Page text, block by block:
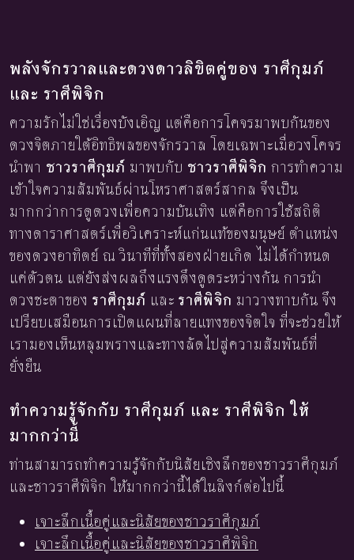
พลังจักรวาลและดวงดาวลิขิตคู่ของ ราศีกุมภ์
และ ราศีพิจิก
ความรักไม่ใช่เรื่องบังเอิญ แต่คือการโคจรมาพบกันของ
ดวงจิตภายใต้อิทธิพลของจักรวาล โดยเฉพาะเมื่อวงโคจร
นำพา ชาวราศีกุมภ์ มาพบกับ ชาวราศีพิจิก การทำความ
เข้าใจความสัมพันธ์ผ่านโหราศาสตร์สากล จึงเป็น
มากกว่าการดูดวงเพื่อความบันเทิง แต่คือการใช้สถิติ
ทางดาราศาสตร์เพื่อวิเคราะห์แก่นแท้ของมนุษย์ ตำแหน่ง
ของดวงอาทิตย์ ณ วินาทีที่ทั้งสองฝ่ายเกิด ไม่ได้กำหนด
แค่ตัวตน แต่ยังส่งผลถึงแรงดึงดูดระหว่างกัน การนำ
ดวงชะตาของ ราศีกุมภ์ และ ราศีพิจิก มาวางทาบกัน จึง
เปรียบเสมือนการเปิดแผนที่ลายแทงของจิตใจ ที่จะช่วยให้
เรามองเห็นหลุมพรางและทางลัดไปสู่ความสัมพันธ์ที่
ยั่งยืน
ทำความรู้จักกับ ราศีกุมภ์ และ ราศีพิจิก ให้
มากกว่านี้
ท่านสามารถทำความรู้จักกับนิสัยเชิงลึกของชาวราศีกุมภ์
และชาวราศีพิจิก ให้มากกว่านี้ได้ในลิงก์ต่อไปนี้
เจาะลึกเนื้อคู่และนิสัยของชาวราศีกุมภ์
เจาะลึกเนื้อคู่และนิสัยของชาวราศีพิจิก